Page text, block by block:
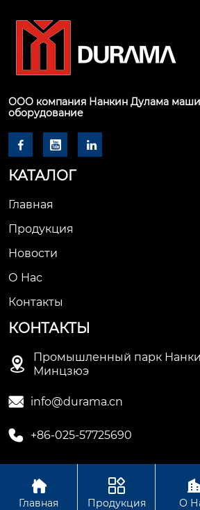
ООО компания Нанкин Дулама
оборудование
  
КАТАЛОГ
Главная
Продукция
Новости
О Hас
Контакты
КОНТАКТЫ

Промышленный парк
Минцзюэ
 info@durama.cn
 +86-025-57725690
Авторское право©ООО компания
машинное оборудование

Главная

Продукция О